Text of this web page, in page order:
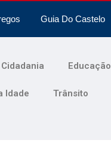
Guia Do Castelo
Cidadania Educação
Idade Trânsito